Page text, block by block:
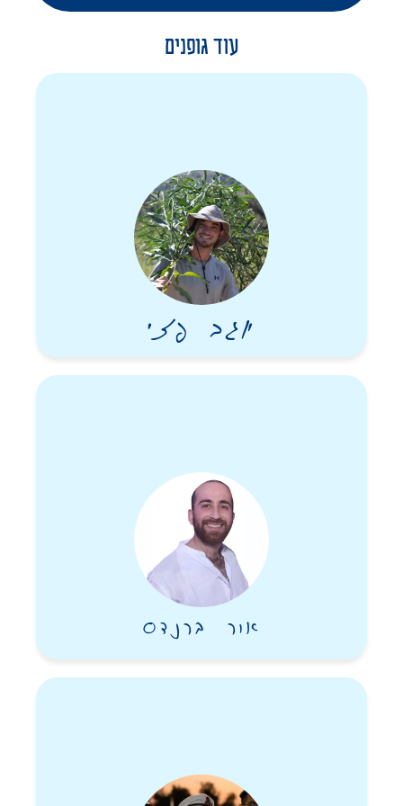
גבולות לידע שלך ולהבנה של מסתרי החיים; חמלה: כי היה מקום רב
בליבך לחמלה לזולת, לבני אדם, לבעלי חיים ולטבע. חן וחיוך: כי היה
בך חן מרגע שנולדת. חן שלא היה משאיר אף אחד אדיש והחיוך
המדהים והכובש שלך לעולם לא ירד מפניך.
בבית בשילוב ידיים. גייסת את עצמך לרדת דרומה כדי לעזור בשעה
הערכים “חופש” ו”חיים” היו מחוברים אצלך מאז ומתמיד. אני זוכרת
תמונה כזאת: כשהיית ילד, ישבנו, אתה ואני, ליד כמה אנשים,
והתפתחה שיחה. ואתה, הילד הקטן, אמרת להם בביטחון שאימא
לימדה אותך שהדבר הכי חשוב זה לבחור בחופש ובחיים.
גם במותך, שני הערכים האלה היו איתך יחד. בחרת לתת את חייך עבור
החופש של עם ישראל, של טניה, שלי, במדינת ישראל החופשית.
כשפרצה המלחמה ושמעת שעם ישראל בצרה – קפצת אל תוך האש.
היה לו פטור ממילואים, אך בשביעי לאוקטובר חש לדרום להילחם,
נעצר במחסומים, ניסה שוב והצליח. התנדב ללוחמה על עוטף עזה
וחכמי תורה ורבים אחרים לא? קיבלתי את התשובה: כנראה בשביל
הרגע הזה שאתה תחליט ללכת להגן על תושבי הדרום, על המולדת.
עלינו ארצה באוקטובר, ובאוקטובר נפלת על גבולות ארץ האבות.
נפלת על קידוש השם שפֵּארת ואהבת.
חזי שלי אהובי, ברחתי איתך מהארץ הזרה, מאנטישמיות, פחדתי
שיקראו לך “גיוד”. וכאן בארצנו קרה הנורא ביותר – שואה. בארצנו
שאהבת עד אין סוף, אליה באת בבטן אימך, ועבורה נפלת.
חזי שלי, אני רואה את השמש שבך זורחת כל בוקר והאור מחמם את
הדרך. היית אור. אור כזה חם, אוהב, מלטף. משאיר תחושה של רוגע,
ובכלל, שום דבר לא קורה סתם. לכל דבר יש סיבה ותוצאה. ואני יודע
שאני יכול למצוא לכם אחלה של סיבה לקום בבוקר עם חיוך, ולראות
עוד גופנים
יוגב פזי
אור ברנדס